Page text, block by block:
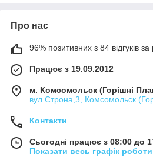
Про нас
96% позитивних з 84 відгуків за
Працює з 19.09.2012
м. Комсомольск (Горішні
вул.Строна,3, Комсомольск
Контакти
Сьогодні працює з 08:00 до
Показати весь графік роботи